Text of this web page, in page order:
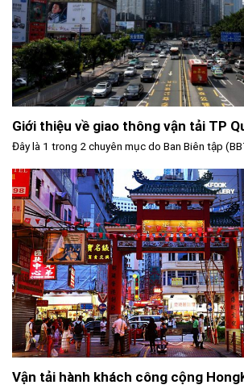
Giới thiệu về giao thông vận tải TP
Đây là 1 trong 2 chuyên mục do Ban Biên tập
Vận tải hành khách công cộng